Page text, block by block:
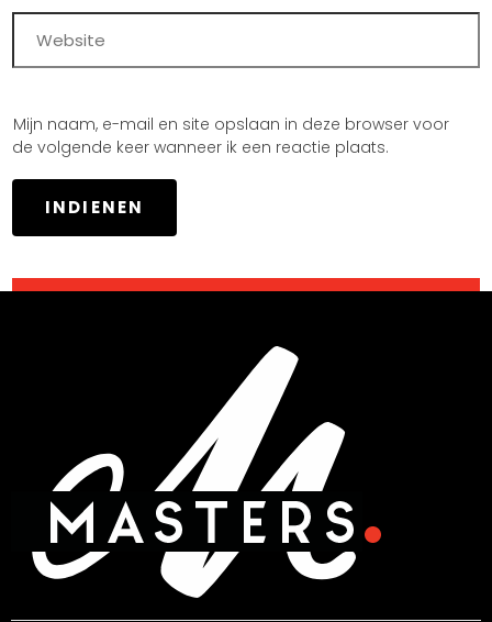
Mijn naam, e-mail en site opslaan in deze browser voor
de volgende keer wanneer ik een reactie plaats.